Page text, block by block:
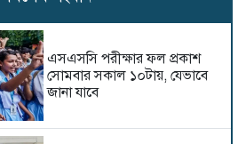
এসএসসি পরীক্ষার ফল প্রকাশ
সোমবার সকাল ১০টায়, যেভাবে
জানা যাবে